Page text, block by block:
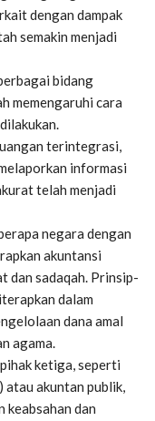
dengan dampak
semakin menjadi
bidang
memengaruhi cara
terintegrasi,
informasi
telah menjadi
negara dengan
akuntansi
dan sadaqah. Prinsip-
dalam
dana amal
agama.
ketiga, seperti
atau akuntan publik,
keabsahan dan